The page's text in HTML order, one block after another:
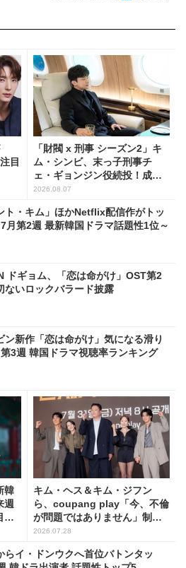
目
「財閥 x 刑事 シーズン2」キ
ム・シンビ、末っ子刑事チ
ェ・ギョンジン役続投！成長
した姿に注目
2026.08.07
ト・キム」ほかNetflix配信作がトッ
月第2週 最新韓国ドラマ話題性1位～
ドギョム、「恋は命がけ」OST第2
ないロックバラード披露
ン新作「恋は命がけ」気になる滑り
3週 韓国ドラマ視聴率ランキング
韓
週
3
キム・ヘス＆キム・ジフン
ら、coupang play「今、不倫
が問題ではありません」制作
発表会に出席！(PHOTO15枚)
2026.07.28
らイ・ドンウクへ首位バトンタッ